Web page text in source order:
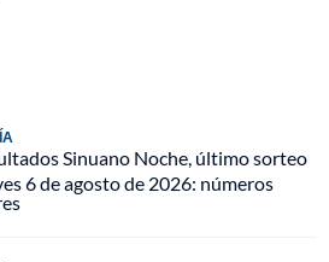
Sinuano Noche, último sorteo
6 de agosto de 2026: números